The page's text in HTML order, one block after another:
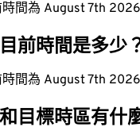
間為 August 7th
前時間是多少
間為 August 7th
目標時區有什